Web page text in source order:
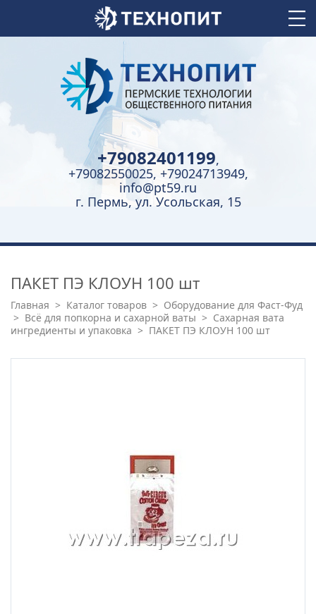
+79082401199,
+79082550025, +79024713949,
info@pt59.ru
г. Пермь, ул. Усольская, 15
ПАКЕТ ПЭ КЛОУН 100 шт
Главная > Каталог товаров > Оборудование для Фаст-Фуд
> Всё для попкорна и сахарной ваты > Сахарная вата
ингредиенты и упаковка > ПАКЕТ ПЭ КЛОУН 100 шт